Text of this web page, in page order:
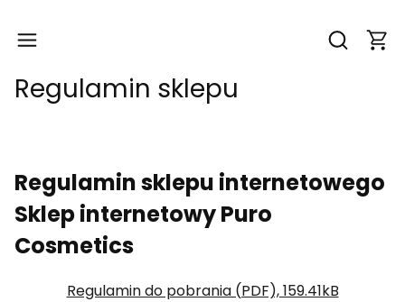
Otwórz
Regulamin sklepu
Regulamin sklepu internetowego
Sklep internetowy Puro
Cosmetics
Regulamin do pobrania (PDF), 159.41kB